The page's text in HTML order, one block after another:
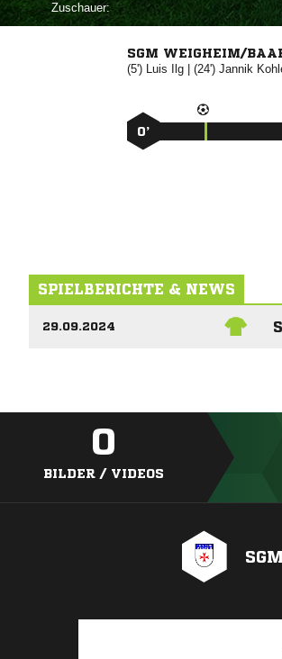
Zuschauer:
SGM WEIGHEIM/
(5')  | (24') 
0’
SPIELBERICHTE & NEWS
29.09.2024
0
BILDER / VIDEOS